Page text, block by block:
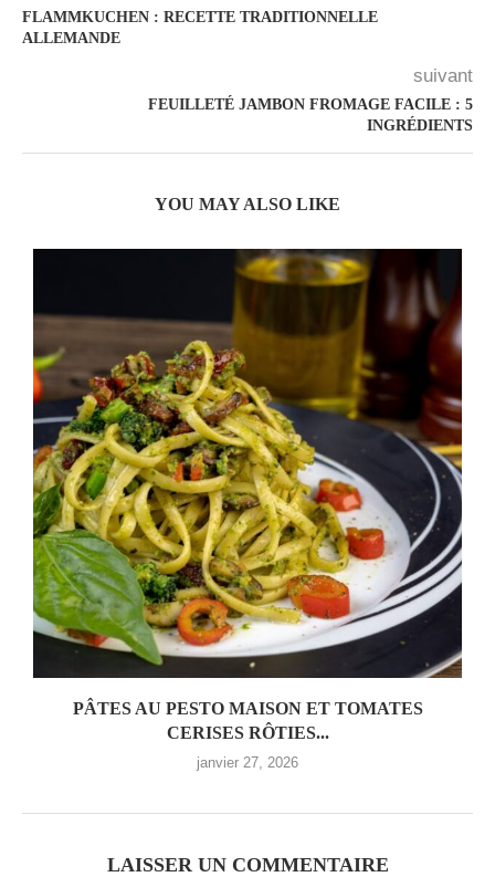
FLAMMKUCHEN : RECETTE TRADITIONNELLE
ALLEMANDE
suivant
FEUILLETÉ JAMBON FROMAGE FACILE : 5
INGRÉDIENTS
YOU MAY ALSO LIKE
PÂTES AU PESTO MAISON ET TOMATES
CERISES RÔTIES...
janvier 27, 2026
LAISSER UN COMMENTAIRE